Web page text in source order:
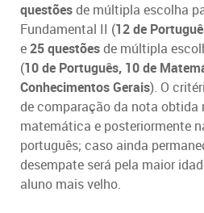
questõesde múltipla escolha
Fundamental II (12 de
e25 questõesde múltipla
(10 de Português, 10 de
Conhecimentos Gerais). O
de comparação da nota obtida
matemática e posteriormente
português; caso ainda
desempate será pela maior
aluno mais velho.